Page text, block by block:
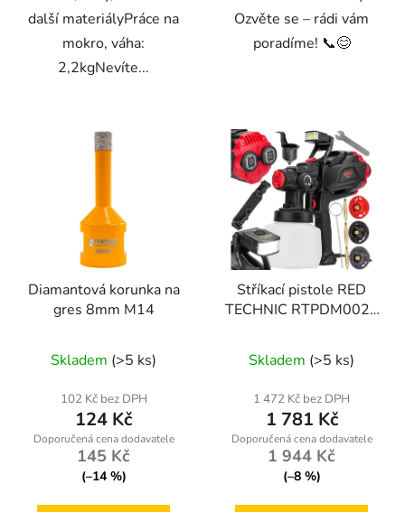
další materiályPráce na
mokro, váha:
2,2kgNevíte...
Ozvěte se – rádi vám
poradíme! 📞😊
Diamantová korunka na
gres 8mm M14
Skladem (>5 ks)
102 Kč bez DPH
124 Kč
145 Kč
(–14 %)
Stříkací pistole RED
TECHNIC RTPDM0020
Skladem (>5 ks)
1 472 Kč bez DPH
1 781 Kč
1 944 Kč
(–8 %)